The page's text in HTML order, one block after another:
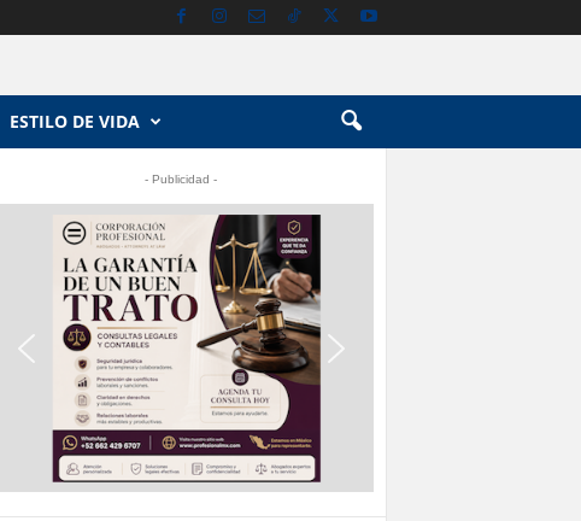
ESTILO DE VIDA
- Publicidad -